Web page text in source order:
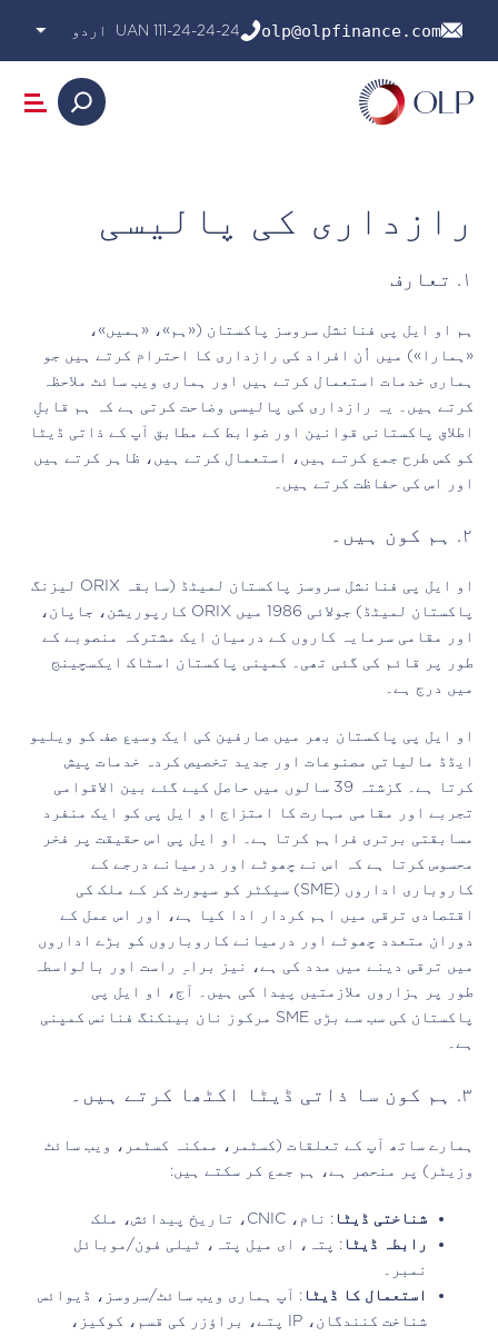
content
olp@olpfinance.com
111-24-24-24 UAN
مصنوعات
سرمایہ کار کی معلومات
کیریئر
ہم سے رابطہ کریں
Search
رازداری کی پالیسی
١. تعارف
ہم او ایل پی فنانشل سروسز پاکستان («ہم»، «ہمیں»،
«ہمارا») میں اُن افراد کی رازداری کا احترام کرتے ہیں جو
ہماری خدمات استعمال کرتے ہیں اور ہماری ویب سائٹ ملاحظہ
کرتے ہیں۔ یہ رازداری کی پالیسی وضاحت کرتی ہے کہ ہم قابلِ
اطلاق پاکستانی قوانین اور ضوابط کے مطابق آپ کے ذاتی ڈیٹا
کو کس طرح جمع کرتے ہیں، استعمال کرتے ہیں، ظاہر کرتے ہیں
اور اس کی حفاظت کرتے ہیں۔
٢. ہم کون ہیں۔
او ایل پی فنانشل سروسز پاکستان لمیٹڈ (سابقہ ORIX لیزنگ
پاکستان لمیٹڈ) جولائی 1986 میں ORIX کارپوریشن، جاپان،
اور مقامی سرمایہ کاروں کے درمیان ایک مشترکہ منصوبے کے
طور پر قائم کی گئی تھی۔ کمپنی پاکستان اسٹاک ایکسچینج
میں درج ہے۔
او ایل پی پاکستان بھر میں صارفین کی ایک وسیع صف کو ویلیو
ایڈڈ مالیاتی مصنوعات اور جدید تخصیص کردہ خدمات پیش
کرتا ہے۔ گزشتہ 39 سالوں میں حاصل کیے گئے بین الاقوامی
تجربے اور مقامی مہارت کا امتزاج او ایل پی کو ایک منفرد
مسابقتی برتری فراہم کرتا ہے۔ او ایل پی اس حقیقت پر فخر
محسوس کرتا ہے کہ اس نے چھوٹے اور درمیانے درجے کے
کاروباری اداروں (SME) سیکٹر کو سپورٹ کر کے ملک کی
اقتصادی ترقی میں اہم کردار ادا کیا ہے، اور اس عمل کے
دوران متعدد چھوٹے اور درمیانے کاروباروں کو بڑے اداروں
میں ترقی دینے میں مدد کی ہے، نیز براہِ راست اور بالواسطہ
طور پر ہزاروں ملازمتیں پیدا کی ہیں۔ آج، او ایل پی
پاکستان کی سب سے بڑی SME مرکوز نان بینکنگ فنانس کمپنی
ہے۔
٣. ہم کون سا ذاتی ڈیٹا اکٹھا کرتے ہیں۔
ہمارے ساتھ آپ کے تعلقات (کسٹمر، ممکنہ کسٹمر، ویب سائٹ
وزیٹر) پر منحصر ہے، ہم جمع کر سکتے ہیں:
شناختی ڈیٹا: نام، CNIC، تاریخ پیدائش، ملک
رابطہ ڈیٹا: پتہ، ای میل پتہ، ٹیلی فون/موبائل
نمبر۔
استعمال کا ڈیٹا: آپ ہماری ویب سائٹ/سروسز، ڈیوائس
شناخت کنندگان، IP پتے، براؤزر کی قسم، کوکیز،